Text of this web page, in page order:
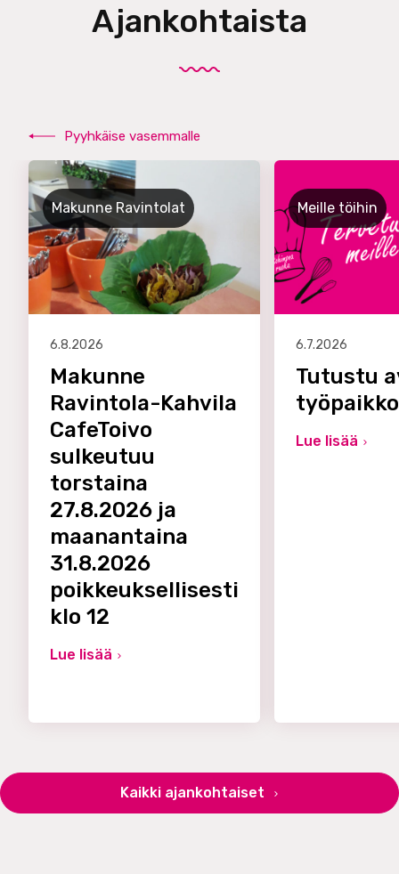
Ajankohtaista
Pyyhkäise vasemmalle
Makunne Ravintolat
6.8.2026
Makunne
Ravintola-Kahvila
CafeToivo
sulkeutuu
torstaina
27.8.2026 ja
maanantaina
31.8.2026
poikkeuksellisesti
klo 12
Lue lisää
Meille töihin
6.7.2026
Tutustu
Lue lisää
Kaikki ajankohtaiset